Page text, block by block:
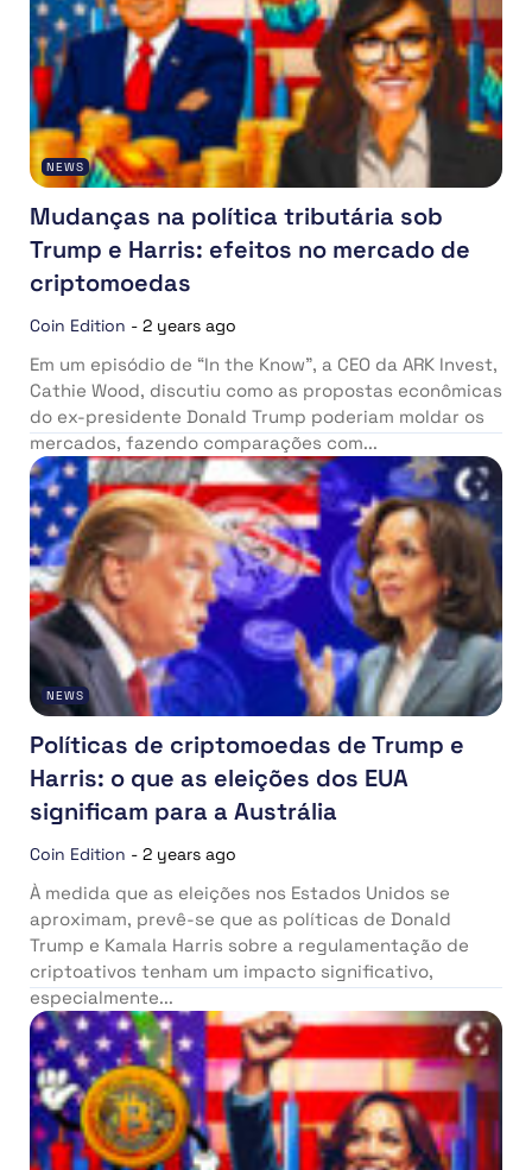
NEWS
Mudanças na política tributária sob
Trump e Harris: efeitos no mercado de
criptomoedas
Coin Edition - 2 years ago
Em um episódio de “In the Know”, a CEO da ARK Invest,
Cathie Wood, discutiu como as propostas econômicas
do ex-presidente Donald Trump poderiam moldar os
mercados, fazendo comparações com...
NEWS
Políticas de criptomoedas de Trump e
Harris: o que as eleições dos EUA
significam para a Austrália
Coin Edition - 2 years ago
À medida que as eleições nos Estados Unidos se
aproximam, prevê-se que as políticas de Donald
Trump e Kamala Harris sobre a regulamentação de
criptoativos tenham um impacto significativo,
especialmente...